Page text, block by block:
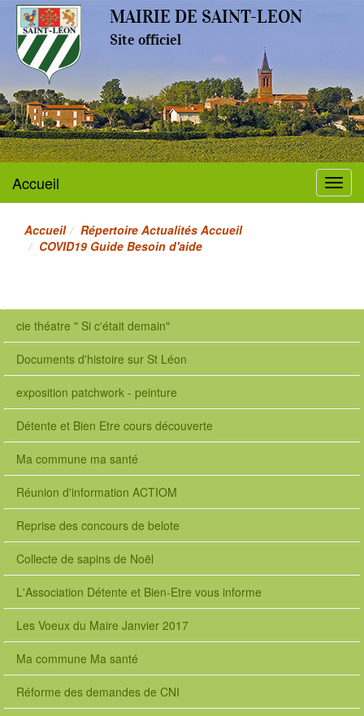
MAIRIE DE SAINT-LEON
Site officiel
Menu
Accueil
Accueil
Répertoire Actualités Accueil
COVID19 Guide Besoin d'aide
cie théatre " Si c'était demain"
Documents d'histoire sur St Léon
exposition patchwork - peinture
Détente et Bien Etre cours découverte
Ma commune ma santé
Réunion d'information ACTIOM
Reprise des concours de belote
Collecte de sapins de Noël
L'Association Détente et Bien-Etre vous informe
Les Voeux du Maire Janvier 2017
Ma commune Ma santé
Réforme des demandes de CNI